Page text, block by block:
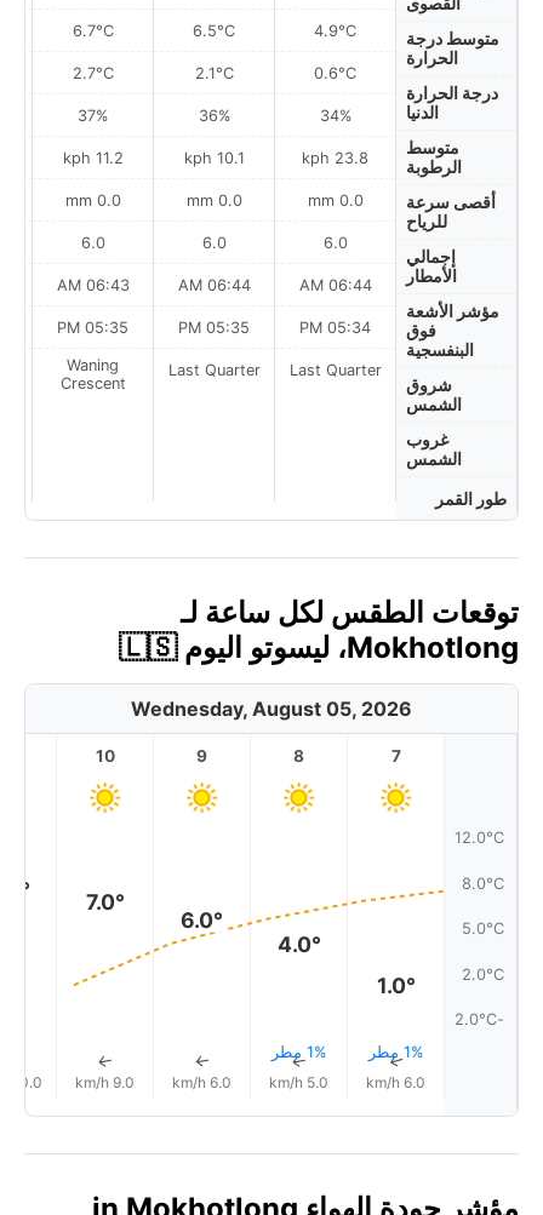
متوسط درجة
الحرارة
درجة الحرارة
الدنيا
متوسط
الرطوبة
أقصى سرعة
للرياح
إجمالي
الأمطار
مؤشر الأشعة
فوق
البنفسجية
شروق
الشمس
غروب
الشمس
طور القمر
4.9°C
0.6°C
34%
23.8 kph
0.0 mm
6.0
06:44 AM
05:34 PM
Last Quarter
6.5°C
2.1°C
36%
10.1 kph
0.0 mm
6.0
06:44 AM
05:35 PM
Last Quarter
6.7°C
2.7°C
37%
11.2 kph
0.0 mm
6.0
06:43 AM
05:35 PM
Waning
Crescent
توقعات الطقس لكل ساعة لـ
Mokhotlong، ليسوتو اليوم 🇱🇸
Wednesday, August 05, 2026
12.0°C
8.0°C
5.0°C
2.0°C
-2.0°C
7
1.0°
1% مطر↑
6.0 km/h
8
4.0°
1% مطر↑
5.0 km/h
9
6.0°
↑
6.0 km/h
10
7.0°
↑
9.0 km/h
10.0 km/h